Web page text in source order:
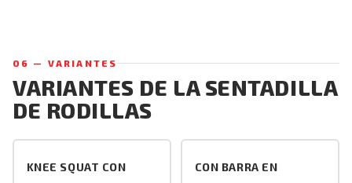
06 — VARIANTES
VARIANTES DE LA SENTADILLA
DE RODILLAS
KNEE SQUAT CON
CON BARRA EN